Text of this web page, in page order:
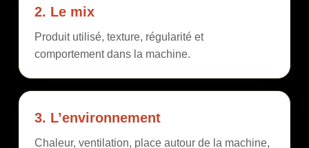
2. Le mix
Produit utilisé, texture, régularité et
comportement dans la machine.
3. L’environnement
Chaleur, ventilation, place autour de la machine,